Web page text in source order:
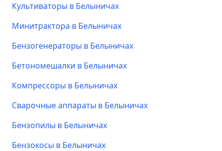
Культиваторы в Белыничах
Минитрактора в Белыничах
Бензогенераторы в Белыничах
Бетономешалки в Белыничах
Компрессоры в Белыничах
Сварочные аппараты в Белыничах
Бензопилы в Белыничах
Бензокосы в Белыничах